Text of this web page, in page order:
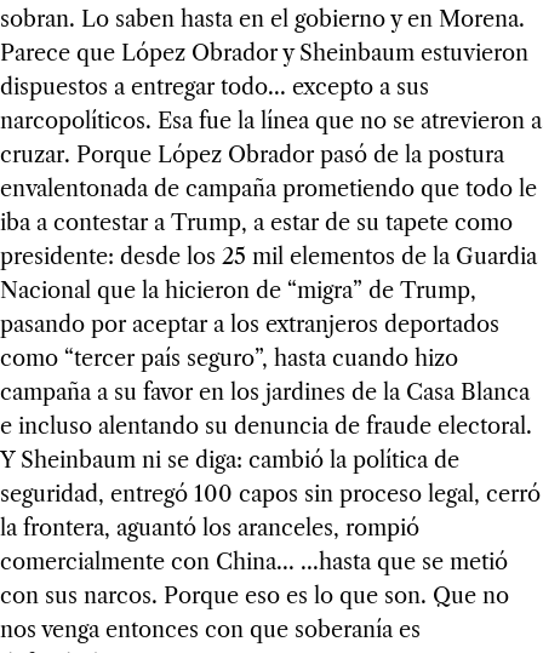
sobran. Lo saben hasta en el gobierno y en Morena.
Parece que López Obrador y Sheinbaum estuvieron
dispuestos a entregar todo... excepto a sus
narcopolíticos. Esa fue la línea que no se atrevieron a
cruzar. Porque López Obrador pasó de la postura
envalentonada de campaña prometiendo que todo le
iba a contestar a Trump, a estar de su tapete como
presidente: desde los 25 mil elementos de la Guardia
Nacional que la hicieron de “migra” de Trump,
pasando por aceptar a los extranjeros deportados
como “tercer país seguro”, hasta cuando hizo
campaña a su favor en los jardines de la Casa Blanca
e incluso alentando su denuncia de fraude electoral.
Y Sheinbaum ni se diga: cambió la política de
seguridad, entregó 100 capos sin proceso legal, cerró
la frontera, aguantó los aranceles, rompió
comercialmente con China... ...hasta que se metió
con sus narcos. Porque eso es lo que son. Que no
nos venga entonces con que soberanía es